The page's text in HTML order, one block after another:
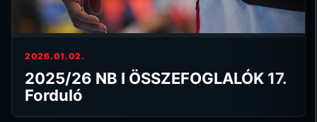
2026.01.02.
2025/26 NB I ÖSSZEFOGLALÓK 17.
Forduló